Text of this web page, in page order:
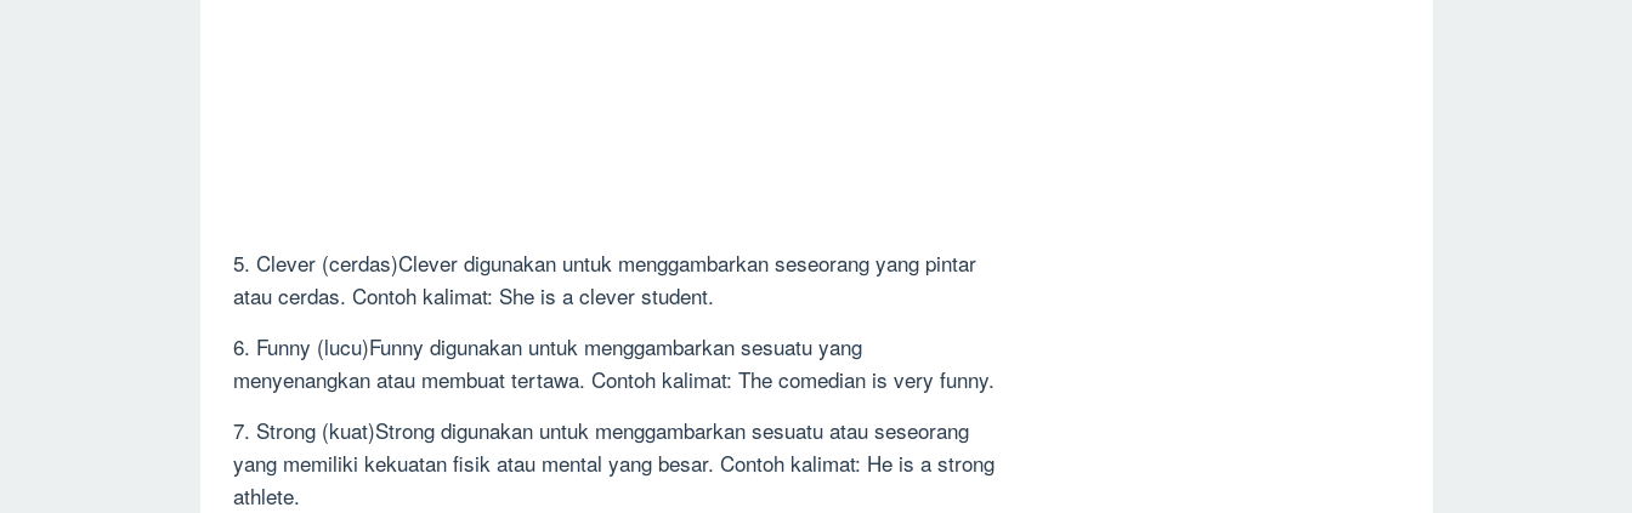
5. Clever (cerdas)Clever digunakan untuk menggambarkan seseorang yang pintar
atau cerdas. Contoh kalimat: She is a clever student.
6. Funny (lucu)Funny digunakan untuk menggambarkan sesuatu yang
menyenangkan atau membuat tertawa. Contoh kalimat: The comedian is very funny.
7. Strong (kuat)Strong digunakan untuk menggambarkan sesuatu atau seseorang
yang memiliki kekuatan fisik atau mental yang besar. Contoh kalimat: He is a strong
athlete.